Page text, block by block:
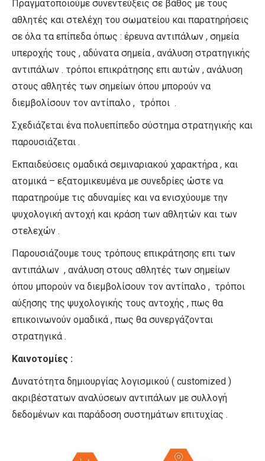
Πραγματοποιούμε συνεντεύξεις σε βάθος με τους
αθλητές και στελέχη του σωματείου και παρατηρήσεις
σε όλα τα επίπεδα όπως : έρευνα αντιπάλων , σημεία
υπεροχής τους , αδύνατα σημεία , ανάλυση στρατηγικής
αντιπάλων . τρόποι επικράτησης επι αυτών , ανάλυση
στους αθλητές των σημείων όπου μπορούν να
διεμβολίσουν τον αντίπαλο , τρόποι .
Σχεδιάζεται ένα πολυεπίπεδο σύστημα στρατηγικής και
παρουσιάζεται .
Εκπαιδεύσεις ομαδικά σεμιναριακού χαρακτήρα , και
ατομικά – εξατομικευμένα με συνεδρίες ώστε να
παρατηρούμε τις αδυναμίες και να ενισχύουμε την
ψυχολογική αντοχή και κράση των αθλητών και των
στελεχών .
Παρουσιάζουμε τους τρόπους επικράτησης επι των
αντιπάλων , ανάλυση στους αθλητές των σημείων
όπου μπορούν να διεμβολίσουν τον αντίπαλο , τρόποι
αύξησης της ψυχολογικής τους αντοχής , πως θα
επικοινωνούν ομαδικά , πως θα συνεργάζονται
στρατηγικά .
Καινοτομίες :
Δυνατότητα δημιουργίας λογισμικού ( customized )
ακριβέστατων αναλύσεων αντιπάλων με συλλογή
δεδομένων και παράδοση συστημάτων επιτυχίας .